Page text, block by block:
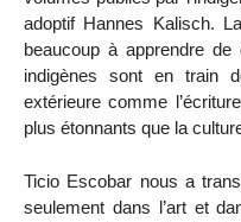
adoptif Hannes Kalisch.
beaucoup à apprendre
indigènes sont en train
extérieure comme
plus étonnants que la
Ticio Escobar nous a
seulement dans l’art et